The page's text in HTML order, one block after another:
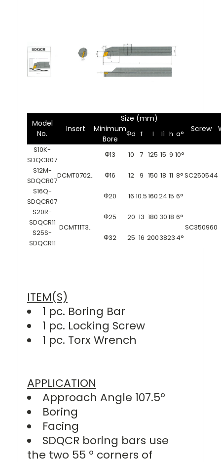
Model
No.
Insert
Size (mm)
Screw
Minimum
Bore
Φd f l l1 h a°
S10K-
SDQCR07
DCMT0702..
Φ13 10 7 125 15 9 10°
SC250544
S12M-
SDQCR07
Φ16 12 9 150 18 11 8°
S16Q-
SDQCR07
Φ20 16 10.51602415 6°
S20R-
SDQCR11
DCMT11T3..
Φ25 20 13 180 3018 6°
SC350960
S25S-
SDQCR11
Φ32 25 16 2003823 4°
ITEM(S)
1 pc. Boring Bar
1 pc. Locking Screw
1 pc. Torx Wrench
APPLICATION
Approach Angle 107.5º
Boring
Facing
SDQCR boring bars use
the two 55 º corners of